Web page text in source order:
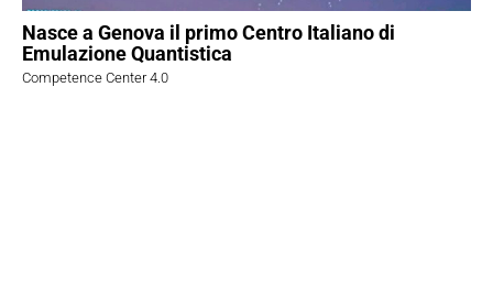
Nasce a Genova il primo Centro Italiano di
Emulazione Quantistica
Competence Center 4.0